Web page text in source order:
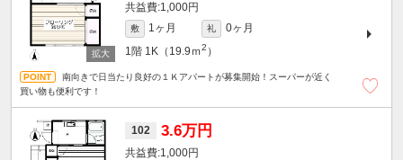
1,000円
敷 1ヶ月 礼
0ヶ月
1階 1K（19.9ｍ2 ）
南向きで日当たり良好の１Ｋアパートが募集開始！スーパーが近く
買い物も便利です！
102 3.6万円
1,000円